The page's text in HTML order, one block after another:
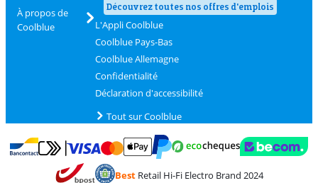
À propos de
Coolblue
Découvrez toutes nos offres d'emplois
L'Appli Coolblue
Coolblue Pays-Bas
Coolblue Allemagne
Confidentialité
Déclaration d'accessibilité
Tout sur Coolblue
Payer avec Bancontact
Payer avec MasterCard et Visa via ClickToPay
Payer avec PayPal
BestRetail Hi-Fi Electro Brand 2024